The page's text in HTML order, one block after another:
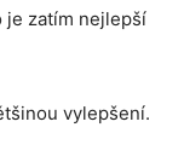
je zatím nejlepší
vylepšení.